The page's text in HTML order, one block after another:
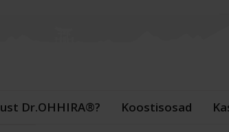
Dr.OHHIRA®? Koostisosad